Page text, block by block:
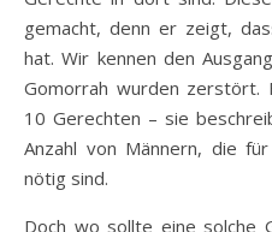
gemacht, denn er zeigt,
hat. Wir kennen den
Gomorrah wurden zerstört.
10 Gerechten – sie
Anzahl von Männern, die
nötig sind.
Doch wo sollte eine solche